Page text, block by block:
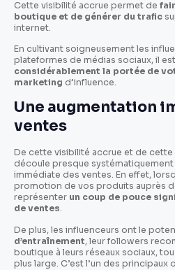
Cette visibilité accrue permet de
boutique et de générer du trafic
internet.
En cultivant soigneusement les
plateformes de médias sociaux, il
considérablement la portée de
marketing d’influence.
Une augmentation
ventes
De cette visibilité accrue et de
découle presque
immédiate des ventes. En effet,
promotion de vos produits auprès
représenter un coup de pouce
de ventes.
De plus, les influenceurs ont le
d’entraînement, leur followers
boutique à leurs réseaux sociaux,
plus large. C’est l’un des